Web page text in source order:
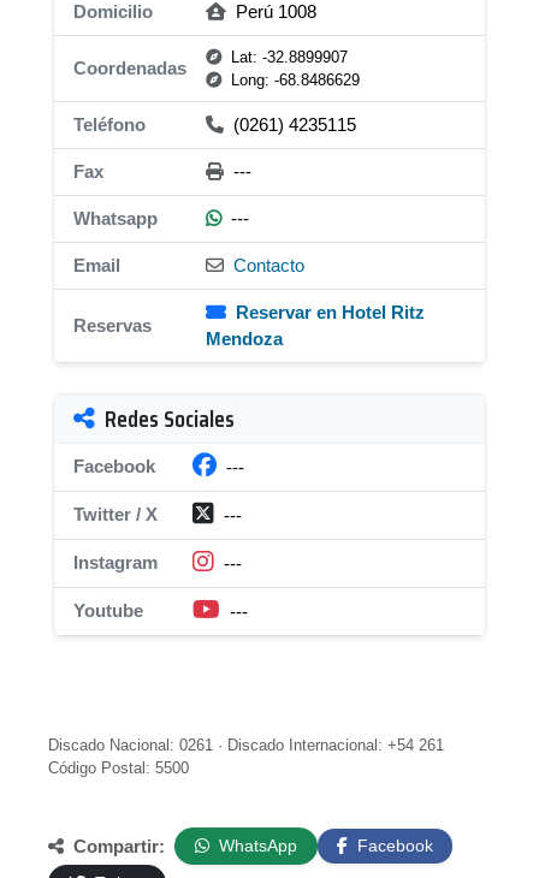
Domicilio Perú 1008
Coordenadas
Lat: -32.8899907
Long: -68.8486629
Teléfono (0261) 4235115
Fax ---
Whatsapp ---
Email Contacto
Reservas
Reservar en Hotel Ritz
Mendoza
Redes Sociales
Facebook ---
Twitter / X ---
Instagram ---
Youtube ---
Discado Nacional: 0261 · Discado Internacional: +54 261
Código Postal: 5500
Compartir: WhatsApp
Facebook